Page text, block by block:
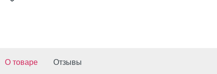
О товаре Отзывы